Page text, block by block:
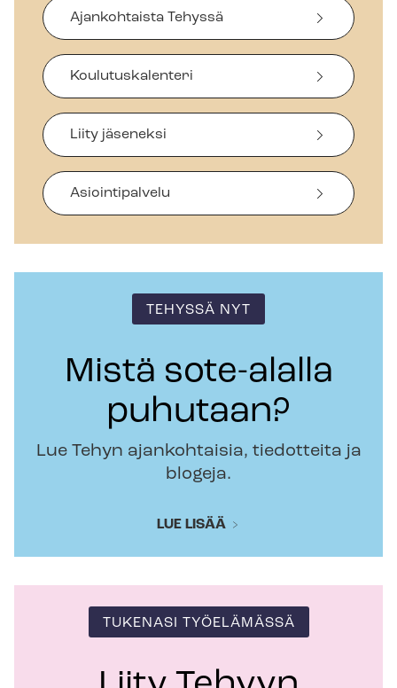
Ajankohtaista Tehyssä
Koulutuskalenteri
Liity jäseneksi
Asiointipalvelu
TEHYSSÄ NYT
Mistä sote-alalla
puhutaan?
Lue Tehyn ajankohtaisia, tiedotteita ja
blogeja.
LUE LISÄÄ
TUKENASI TYÖELÄMÄSSÄ